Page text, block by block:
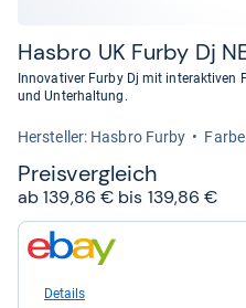
Has­bro UK Furby Dj
Innovativer Furby Dj mit interaktiven
und Unterhaltung.
Her­stel­ler: Hasbro Furby
Preis­ver­gleich
ab 139,86 € bis 139,86 €
zum
Shop:
eBayDetails